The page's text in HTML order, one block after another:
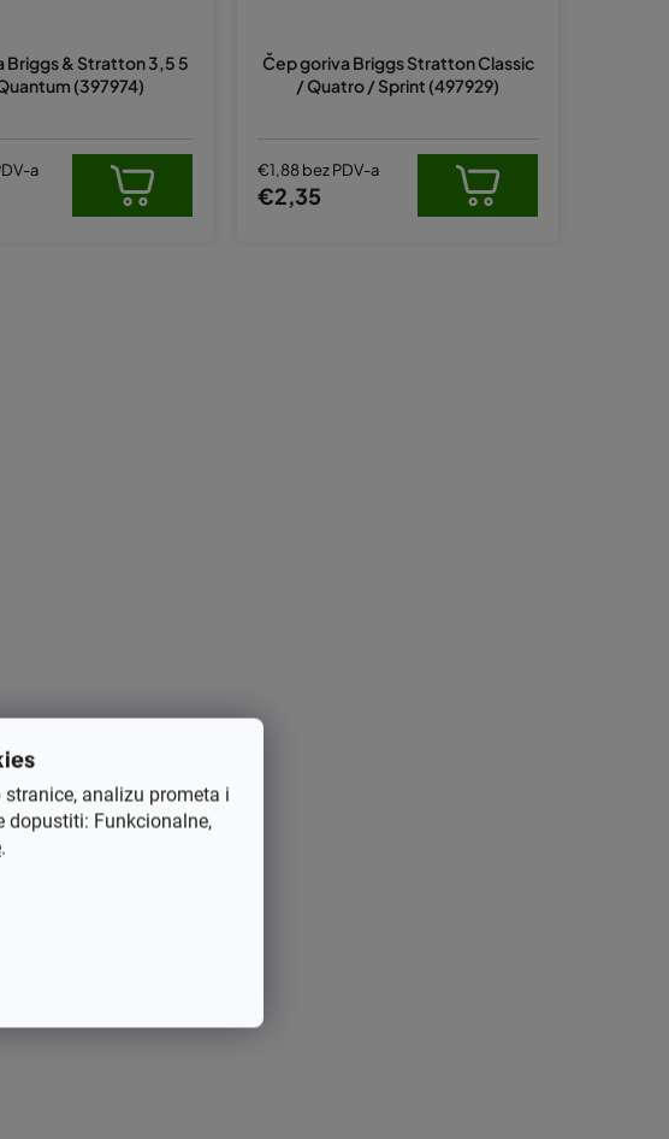
analizu prometa i
dopustiti: Funkcionalne,
.
o
v
o
Briggs & Stratton 3,5 5
(397974)
a
Čep goriva Briggs Stratton Classic
/ Quatro / Sprint (497929)
€1,88 bez PDV-a
€2,35
K
o
l